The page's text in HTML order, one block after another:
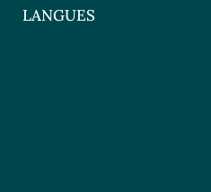
LANGUES